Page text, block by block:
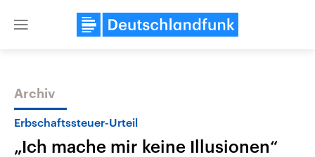
Close
Themen
Archiv
Erbschaftssteuer-Urteil
„Ich mache mir keine Illusionen“